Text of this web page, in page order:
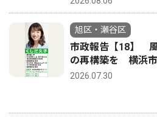
旭区・瀬谷区
市政報告【18】
の再構築を 横浜
2026.07.30